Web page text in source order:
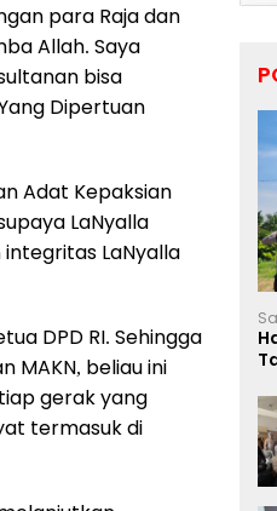
para Raja dan
Allah. Saya
bisa
Dipertuan
Adat Kepaksian
LaNyalla
LaNyalla
DPD RI. Sehingga
MAKN, beliau ini
gerak yang
termasuk di